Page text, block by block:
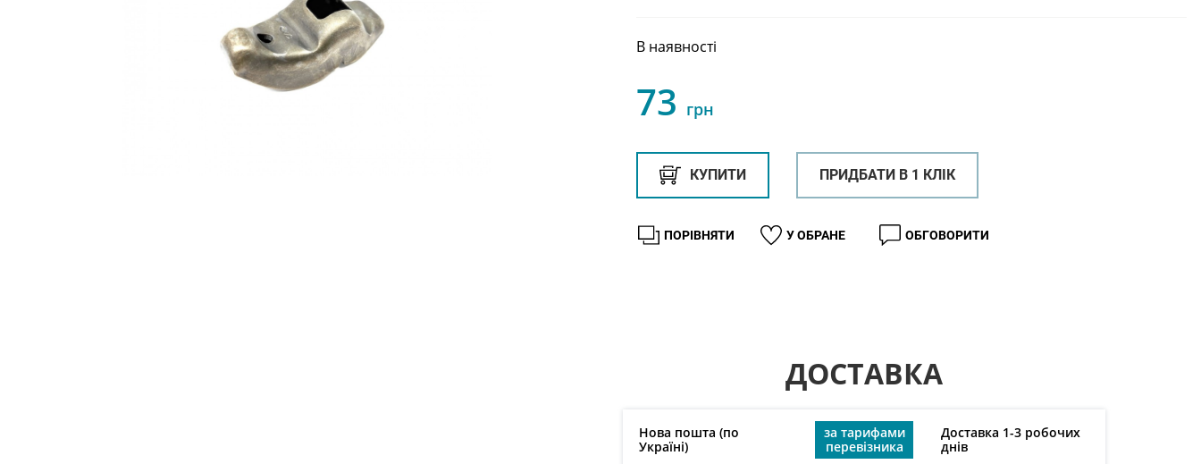
В наявності
73 грн
КУПИТИ ПРИДБАТИ В 1 КЛІК
У ОБРАНЕ
ПОРІВНЯТИ ОБГОВОРИТИ
ДОСТАВКА
Нова пошта (по
Україні)
за тарифами
перевізника
Доставка 1-3 робочих
днів